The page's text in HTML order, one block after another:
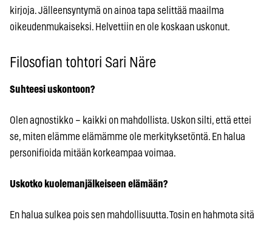
kirjoja. Jälleensyntymä on ainoa tapa selittää maailma
oikeudenmukaiseksi. Helvettiin en ole koskaan uskonut.
Filosofian tohtori Sari Näre
Suhteesi uskontoon?
Olen agnostikko – kaikki on mahdollista. Uskon silti, että ettei
se, miten elämme elämämme ole merkityksetöntä. En halua
personifioida mitään korkeampaa voimaa.
Uskotko kuolemanjälkeiseen elämään?
En halua sulkea pois sen mahdollisuutta. Tosin en hahmota sitä